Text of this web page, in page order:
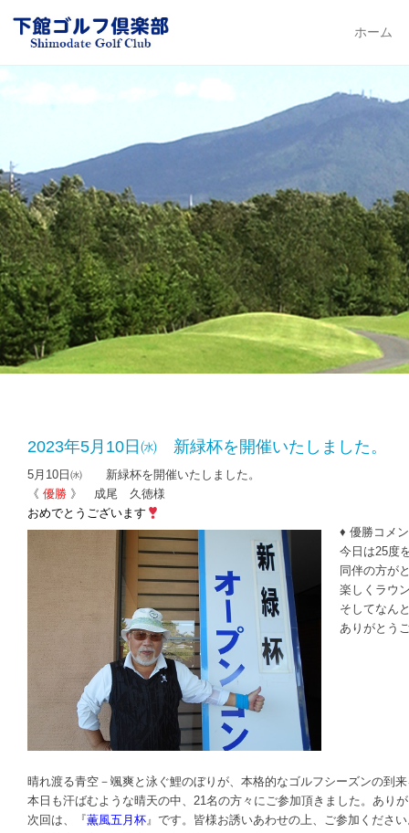
Primary
Skip to
ホーム
2023年5月10日㈬ 新緑杯を開催いたしました。
5月10日㈬ 新緑杯を開催いたしました。
《 優勝 》 成尾 久徳様
おめでとうございます
♦ 優勝コメ
今日は25度
同伴の方が
楽しくラウ
そしてなん
ありがとう
晴れ渡る青空－颯爽と泳ぐ鯉のぼりが、本格的なゴルフシーズンの到
本日も汗ばむような晴天の中、21名の方々にご参加頂きました。あり
次回は、『薫風五月杯』です。皆様お誘いあわせの上、ご参加くださ